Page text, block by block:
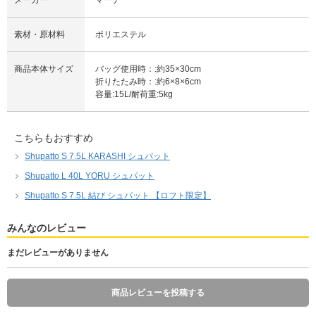
素材・原材料 ポリエステル
商品本体サイズ
バッグ使用時：:約35×30cm
折りたたみ時：:約6×8×6cm
容量:15L/耐荷重:5kg
こちらもおすすめ
Shupatto S 7.5L KARASHI シュパット
Shupatto L 40L YORU シュパット
Shupatto S 7.5L 結び シュパット 【ロフト限定】
みんなのレビュー
まだレビューがありません
商品レビューを投稿する